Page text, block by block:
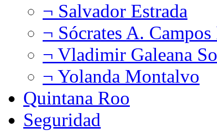
¬ Salvador Estrada
¬ Sócrates A.
¬ Vladimir Galeana
¬ Yolanda Montalvo
Quintana Roo
Seguridad